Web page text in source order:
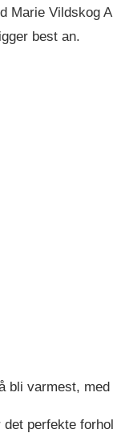
Marie Vildskog
best an.
bli varmest,
det perfekte